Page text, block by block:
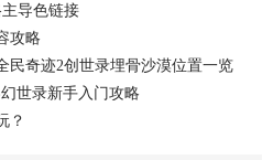
导色链接
攻略
民奇迹2创世录埋骨沙漠位置一览
世录新手入门攻略
？